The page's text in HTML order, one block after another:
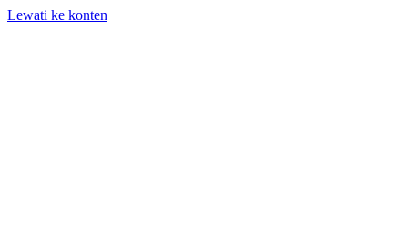
Lewati ke konten